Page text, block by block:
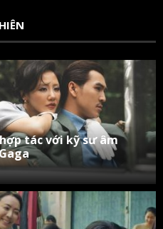
tác với kỹ sư âm